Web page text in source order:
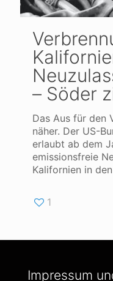
– Söder
Das Aus für den
näher. Der US-
erlaubt ab dem
emissionsfreie
Kalifornien in
1
Impressum